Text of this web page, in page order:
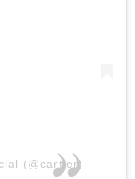
(@cartier)